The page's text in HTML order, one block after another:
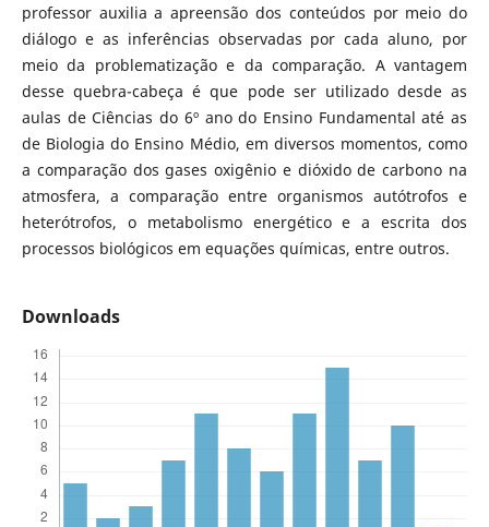
professor auxilia a apreensão dos conteúdos por meio do
diálogo e as inferências observadas por cada aluno, por
meio da problematização e da comparação. A vantagem
desse quebra-cabeça é que pode ser utilizado desde as
aulas de Ciências do 6º ano do Ensino Fundamental até as
de Biologia do Ensino Médio, em diversos momentos, como
a comparação dos gases oxigênio e dióxido de carbono na
atmosfera, a comparação entre organismos autótrofos e
heterótrofos, o metabolismo energético e a escrita dos
processos biológicos em equações químicas, entre outros.
Downloads